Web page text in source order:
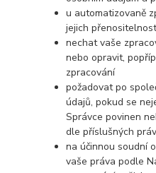
u automatizovaně
jejich
nechat vaše
nebo opravit,
zpracování
požadovat po
údajů, pokud se
Správce povinen
dle příslušných
na účinnou soudní
vaše práva podle